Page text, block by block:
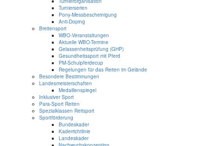
Turnierserien
Pony-Messbescheinigung
Anti-Doping
Breitensport
WBO-Veranstaltungen
Aktuelle WBO-Termine
Gelassenheitsprüfung (GHP)
Gesundheitssport mit Pferd
PM-Schulpferdecup
Regelungen für das Reiten im Gelände
Besondere Bestimmungen
Landesmeisterschaften
Medaillenspiegel
Inklusiver Sport
Para-Sport Reiten
Spezialklassen Reitsport
Sportförderung
Bundeskader
Kaderrichtlinie
Landeskader